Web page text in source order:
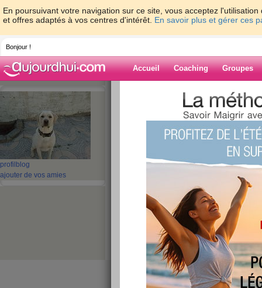
En poursuivant votre navigation sur ce site, vous acceptez
et offres adaptés à vos centres d'intérêt. En savoir plus et gérer ces
Bonjour !
Accueil Coaching Groupes
profil blog
ajouter de vos amies
> > 1 vieille
Blog de titiaf59
1 vieille musik ke
publié le 15/06/2008 à 18:33